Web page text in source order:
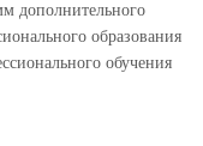
дополнительного
образования
обучения